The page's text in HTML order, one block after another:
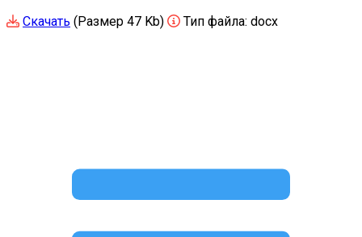
Скачать (Размер 47 Kb) Тип файла: docx